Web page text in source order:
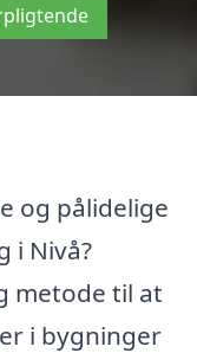
og pålidelige
i Nivå?
metode til at
i bygninger